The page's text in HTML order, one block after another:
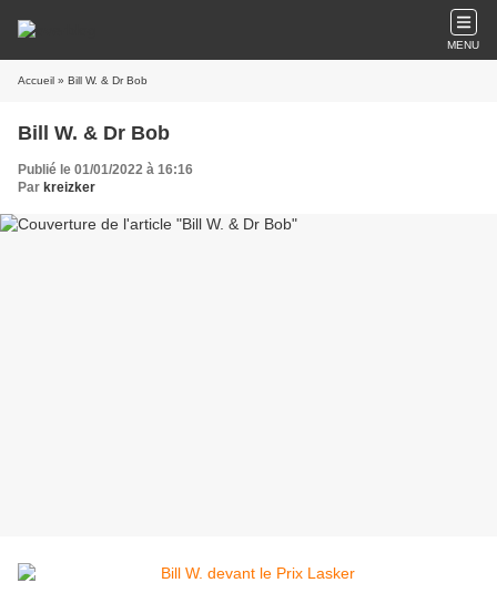
MENU
Accueil » Bill W. & Dr Bob
Bill W. & Dr Bob
Publié le 01/01/2022 à 16:16
Par kreizker